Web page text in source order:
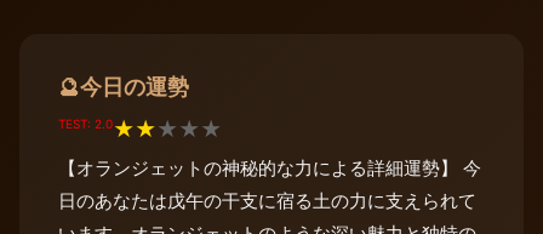
🔮今日の運勢
TEST: 2.0★★★★★
【オランジェットの神秘的な力による詳細運勢】 今
日のあなたは戊午の干支に宿る土の力に支えられて